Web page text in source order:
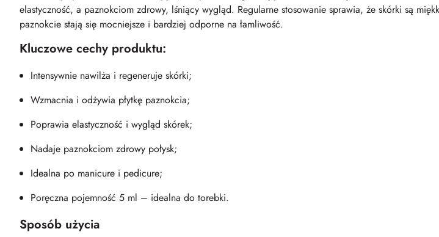
elastyczność, a paznokciom zdrowy, lśniący wygląd. Regularne stosowanie sprawia, że skórki są
paznokcie stają się mocniejsze i bardziej odporne na łamliwość.
Kluczowe cechy produktu:
Intensywnie nawilża i regeneruje skórki;
Wzmacnia i odżywia płytkę paznokcia;
Poprawia elastyczność i wygląd skórek;
Nadaje paznokciom zdrowy połysk;
Idealna po manicure i pedicure;
Poręczna pojemność 5 ml – idealna do torebki.
Sposób użycia